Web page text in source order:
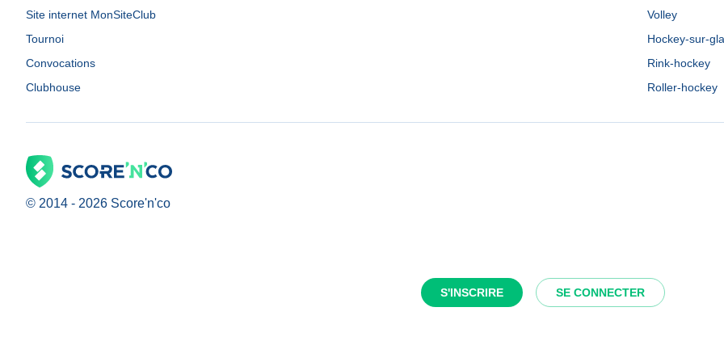
S'INSCRIRE SE CONNECTER
Site internet MonSiteClub
Tournoi
Convocations
Clubhouse
Volley
Hockey-sur-
Rink-hockey
Roller-hockey
© 2014 - 2026 Score'n'co